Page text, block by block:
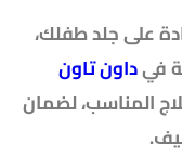
على جلد طفلك،
فيداون تاون
المناسب، لضمان